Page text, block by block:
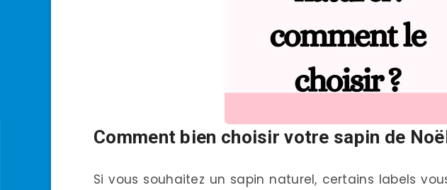
Comment bien choisir votre sapin de
Si vous souhaitez un sapin naturel, certains labels